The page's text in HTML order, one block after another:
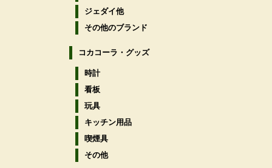
ジェダイ他
その他のブランド
コカコーラ・グッズ
時計
看板
玩具
キッチン用品
喫煙具
その他